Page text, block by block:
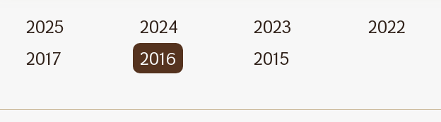
2025 2024 2023 2022
2017
2016 2015